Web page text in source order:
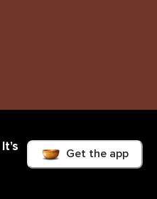
It’s
Get the app